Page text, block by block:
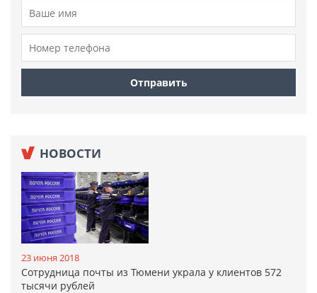
НОВОСТИ
23 июня 2018
Сотрудница почты из Тюмени украла у клиентов 572
тысячи рублей